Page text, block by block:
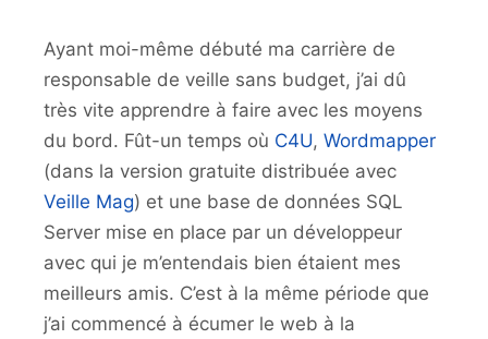
Ayant moi-même débuté ma carrière de
responsable de veille sans budget, j’ai dû
très vite apprendre à faire avec les moyens
du bord. Fût-un temps où C4U, Wordmapper
(dans la version gratuite distribuée avec
Veille Mag) et une base de données SQL
Server mise en place par un développeur
avec qui je m’entendais bien étaient mes
meilleurs amis. C’est à la même période que
j’ai commencé à écumer le web à la